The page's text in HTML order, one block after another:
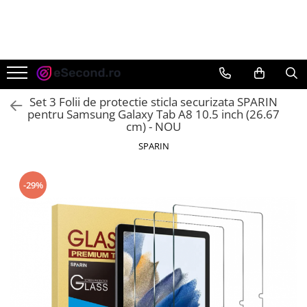
Auto Moto
Accesorii Auto
Anvelope & Jante
Intretinere & Cosmetica auto
Moto
Reparatii si echipamente auto
Trotinete electrice
Casa, Gradina & Bricolaj
Bucatarie & Servire
Set 3 Folii de protectie sticla securizata SPARIN
pentru Samsung Galaxy Tab A8 10.5 inch (26.67
cm) - NOU
SPARIN
-29%